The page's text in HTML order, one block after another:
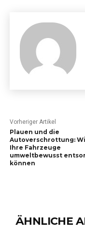
Vorheriger Artikel
Plauen und die
Autoverschrottung:
Ihre Fahrzeuge
umweltbewusst
können
ÄHNLICHE